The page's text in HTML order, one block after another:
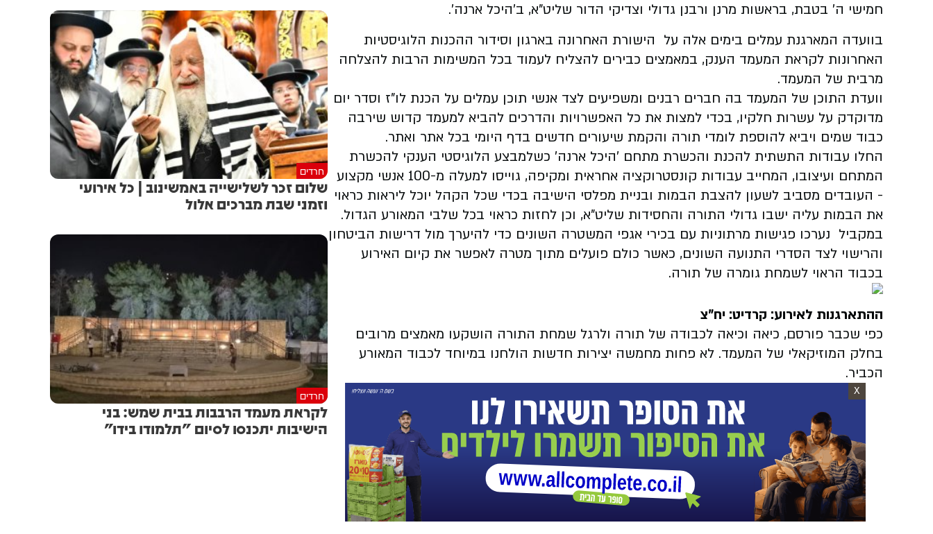
חמישי ה' בטבת, בראשות מרנן ורבנן גדולי וצדיקי הדור שליט"א, ב'היכל ארנה'.
בוועדה המארגנת עמלים בימים אלה על הישורת האחרונה בארגון וסידור ההכנות הלוגיסטיות
האחרונות לקראת המעמד הענק, במאמצים כבירים להצליח לעמוד בכל המשימות הרבות להצלחה
מרבית של המעמד.
וועדת התוכן של המעמד בה חברים רבנים ומשפיעים לצד אנשי תוכן עמלים על הכנת לו"ז וסדר יום
מדוקדק על עשרות חלקיו, בכדי למצות את כל האפשרויות והדרכים להביא למעמד קדוש שירבה
כבוד שמים ויביא להוספת לומדי תורה והקמת שיעורים חדשים בדף היומי בכל אתר ואתר.
החלו עבודות התשתית להכנת והכשרת מתחם 'היכל ארנה' כשלמבצע הלוגיסטי הענקי להכשרת
המתחם ועיצובו, המחייב עבודות קונסטרוקציה אחראית ומקיפה, גוייסו למעלה מ-100 אנשי מקצוע
- העובדים מסביב לשעון להצבת הבמות ובניית מפלסי הישיבה בכדי שכל הקהל יוכל ליראות כראוי
את הבמות עליה ישבו גדולי התורה והחסידות שליט"א, וכן לחזות כראוי בכל שלבי המאורע הגדול.
במקביל נערכו פגישות מרתוניות עם בכירי אגפי המשטרה השונים כדי להיערך מול דרישות הביטחון
והרישוי לצד הסדרי התנועה השונים, כאשר כולם פועלים מתוך מטרה לאפשר את קיום האירוע
בכבוד הראוי לשמחת גומרה של תורה.
ההתארגנות לאירוע: קרדיט: יח"צ
כפי שכבר פורסם, כיאה וכיאה לכבודה של תורה ולרגל שמחת התורה הושקעו מאמצים מרובים
בחלק המוזיקאלי של המעמד. לא פחות מחמשה יצירות חדשות הולחנו במיוחד לכבוד המאורע
הכביר.
X
חרדים
שלום זכר לשלישייה באמשינוב | כל אירועי
וזמני שבת מברכים אלול
חרדים
לקראת מעמד הרבבות בבית שמש: בני
הישיבות יתכנסו לסיום "תלמודו בידו"